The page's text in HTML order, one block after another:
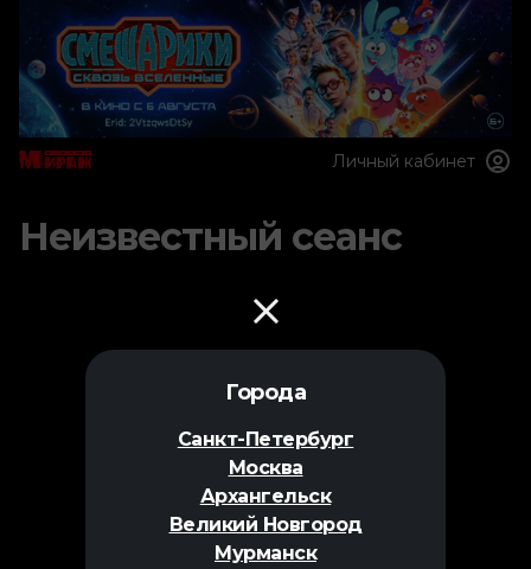
Города
Санкт-Петербург
Москва
Архангельск
Великий Новгород
Мурманск
Личный кабинет
Неизвестный сеанс